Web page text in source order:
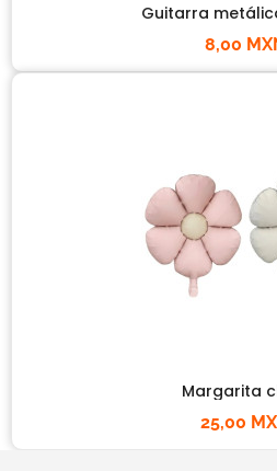
Guitarra
8,00
Margarita
25,00